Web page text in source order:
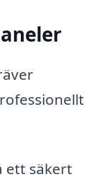
ett säkert